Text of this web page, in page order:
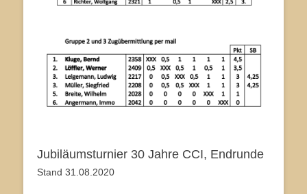
Jubiläumsturnier 30 Jahre CCI, Endrunde
Stand 31.08.2020